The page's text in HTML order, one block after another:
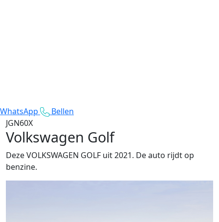
WhatsApp
Bellen
JGN60X
Volkswagen Golf
Deze VOLKSWAGEN GOLF uit 2021. De auto rijdt op
benzine.